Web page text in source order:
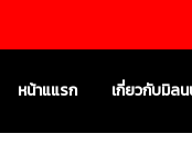
หน้าแแรก เกี่ยวกับมิล